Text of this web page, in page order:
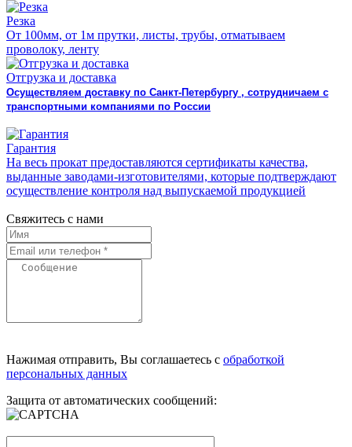
Резка
От 100мм, от 1м прутки, листы, трубы, отматываем
проволоку, ленту
Отгрузка и доставка
Осуществляем доставку по Санкт-Петербургу , сотрудничаем с
транспортными компаниями по России
Гарантия
На весь прокат предоставляются сертификаты качества,
выданные заводами-изготовителями, которые подтверждают
осуществление контроля над выпускаемой продукцией
Свяжитесь с нами
Нажимая отправить, Вы соглашаетесь с обработкой
персональных данных
Защита от автоматических сообщений: